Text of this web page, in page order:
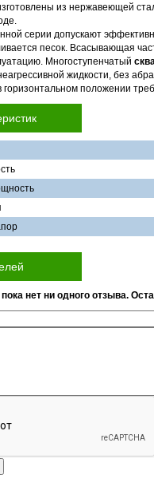
из нержавеющей
серии допускают
песок. Всасывающая
Многоступенчатый
жидкости, без
горизонтальном положении
нет ни одного отзыва.